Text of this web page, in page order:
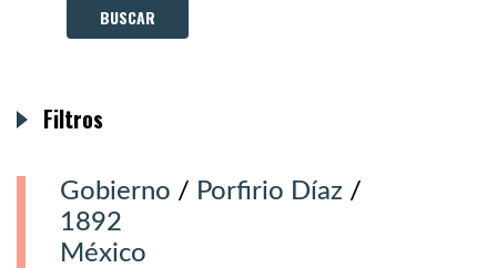
Gobierno / Porfirio Díaz /
1892
México
Filtros